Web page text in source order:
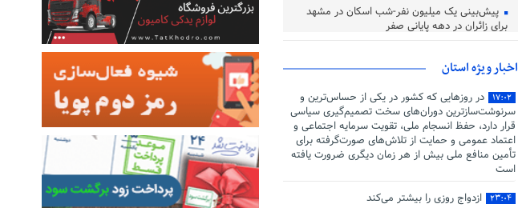
پیش‌بینی یک میلیون نفر-شب اسکان در مشهد
برای زائران در دهه پایانی صفر
اخبار ویژه استان
۱۷:۰۲
در روزهایی که کشور در یکی از حساس‌ترین و
سرنوشت‌سازترین دوران‌های سخت تصمیم‌گیری سیاسی
قرار دارد، حفظ انسجام ملی، تقویت سرمایه اجتماعی و
اعتماد عمومی و حمایت از تلاش‌های صورت‌گرفته برای
تأمین منافع ملی بیش از هر زمان دیگری ضرورت یافته
است
۲۳:۰۴ ازدواج روزی را بیشتر می‌کند